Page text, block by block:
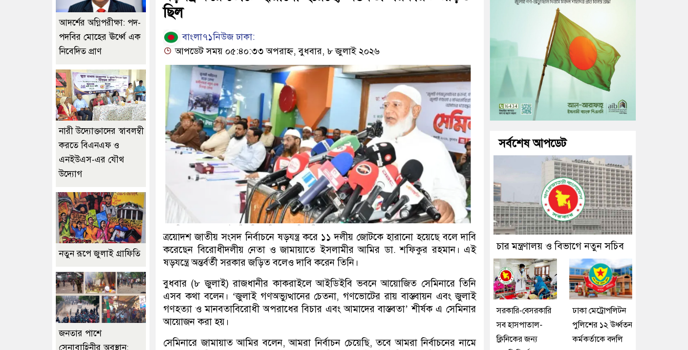
ছিল
বাংলা৭১নিউজ ঢাকা:
আপডেট সময় ০৫:৪০:৩৩ অপরাহ্ন, বুধবার, ৮ জুলাই ২০২৬
ত্রয়োদশ জাতীয় সংসদ নির্বাচনে ষড়যন্ত্র করে ১১ দলীয় জোটকে হারানো হয়েছে বলে দাবি
করেছেন বিরোধীদলীয় নেতা ও জামায়াতে ইসলামীর আমির ডা. শফিকুর রহমান। এই
ষড়যন্ত্রে অন্তর্বর্তী সরকার জড়িত বলেও দাবি করেন তিনি।
বুধবার (৮ জুলাই) রাজধানীর কাকরাইলে আইডিইবি ভবনে আয়োজিত সেমিনারে তিনি
এসব কথা বলেন। ‘জুলাই গণঅভ্যুত্থানের চেতনা, গণভোটের রায় বাস্তবায়ন এবং জুলাই
গণহত্যা ও মানবতাবিরোধী অপরাধের বিচার এবং আমাদের বাস্তবতা’ শীর্ষক এ সেমিনার
আয়োজন করা হয়।
সেমিনারে জামায়াত আমির বলেন, আমরা নির্বাচন চেয়েছি, তবে আমরা নির্বাচনের নামে
আদর্শের অগ্নিপরীক্ষা: পদ-
পদবির মোহের ঊর্ধ্বে এক
নিবেদিত প্রাণ
নারী উদ্যোক্তাদের স্বাবলম্বী
করতে বিএনএফ ও
এনইউএস-এর যৌথ
উদ্যোগ
নতুন রূপে জুলাই গ্রাফিতি
জনতার পাশে
সেনাবাহিনীর অবস্থান:
সর্বশেষ আপডেট
চার মন্ত্রণালয় ও বিভাগে নতুন সচিব
সরকারি-বেসরকারি
সব হাসপাতাল-
ক্লিনিকের জন্য
ঢাকা মেট্রোপলিটন
পুলিশের ১২ ঊর্ধ্বতন
কর্মকর্তাকে বদলি